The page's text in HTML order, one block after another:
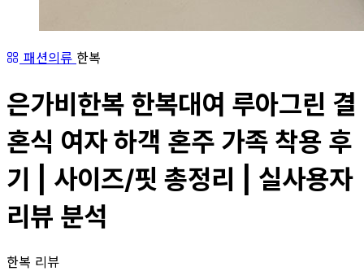
패션의류 한복
은가비한복 한복대여 루아그린 결
혼식 여자 하객 혼주 가족 착용 후
기 | 사이즈/핏 총정리 | 실사용자
리뷰 분석
한복 리뷰